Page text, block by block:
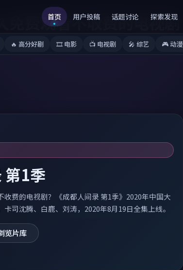
首页 用户投稿 话题讨论 探索发现
🔥 高分好剧 🎞️ 电影 📺 电视剧 🎤 综艺 🎮 动漫
免费观看不收费的电视剧
第1季
收费的电视剧？《成都人间录 第1季》2020年中国大
司沈腾、白鹿、刘涛，2020年8月19日全集上线。
览片库